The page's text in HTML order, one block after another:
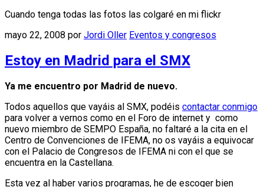
Cuando tenga todas las fotos las colgaré en mi flickr
mayo 22, 2008 por Jordi Oller Eventos y congresos
Estoy en Madrid para el SMX
Ya me encuentro por Madrid de nuevo.
Todos aquellos que vayáis al SMX, podéis contactar conmigo
para volver a vernos como en el Foro de internet y como
nuevo miembro de SEMPO España, no faltaré a la cita en el
Centro de Convenciones de IFEMA, no os vayáis a equivocar
con el Palacio de Congresos de IFEMA ni con el que se
encuentra en la Castellana.
Esta vez al haber varios programas, he de escoger bien